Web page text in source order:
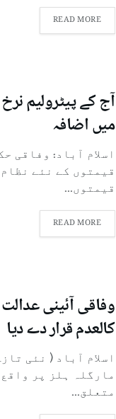
READ MORE
آج کے پیٹرولیم
میں اضافہ
اسلام آباد: وفاقی
قیمتوں کے نئے
قیمتوں...
READ MORE
وفاقی آئینی
کالعدم قرار دے دیا
اسلام آباد ( نئی
مارگلہ ہلز پر
متعلق...